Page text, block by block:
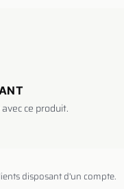
ce produit.
disposant d'un compte.